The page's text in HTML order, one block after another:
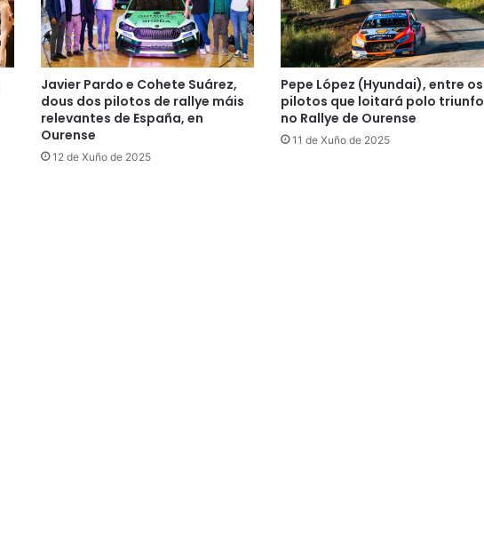
Javier Pardo e Cohete Suárez,
dous dos pilotos de rallye máis
relevantes de España, en
Ourense
12 de Xuño de 2025
Pepe López (Hyundai), entre os
pilotos que loitará polo triunfo
no Rallye de Ourense
11 de Xuño de 2025